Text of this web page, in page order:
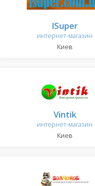
ISuper
интернет-магазин
Киев
Vintik
интернет-магазин
Киев